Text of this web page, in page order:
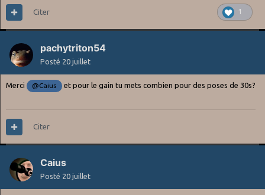
1
Citer
pachytriton54
Posté 20 juillet
Merci @Caius et pour le gain tu mets combien pour des poses de 30s?
Citer
Caius
Posté 20 juillet